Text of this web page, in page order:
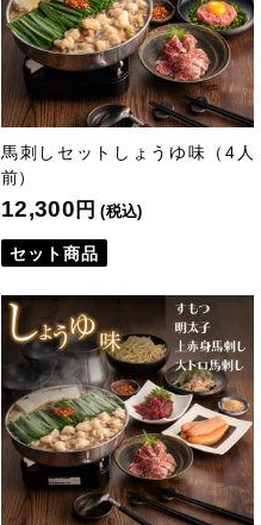
馬刺しセットしょうゆ味（4人
前）
12,300 円 (税込)
セット商品